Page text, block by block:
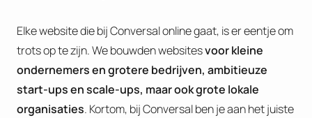
Elke website die bij Conversal online gaat, is er eentje om
trots op te zijn. We bouwden websitesvoor kleine
ondernemers en grotere bedrijven, ambitieuze
start-ups en scale-ups, maar ook grote lokale
organisaties. Kortom, bij Conversal ben je aan het juiste